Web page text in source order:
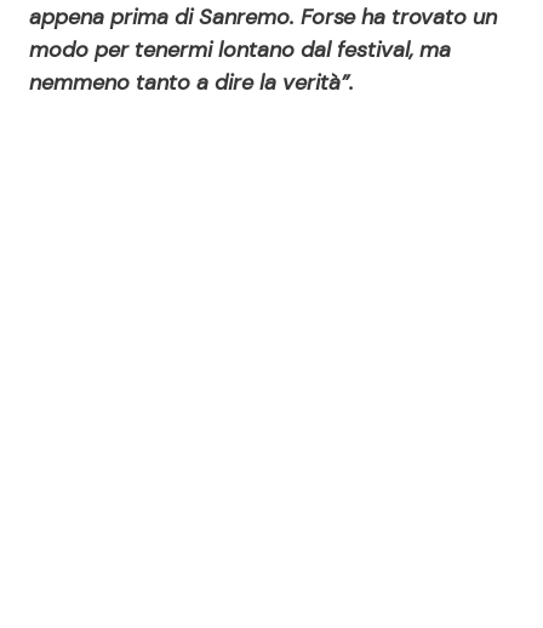
appena prima di Sanremo. Forse ha trovato un
modo per tenermi lontano dal festival, ma
nemmeno tanto a dire la verità”.